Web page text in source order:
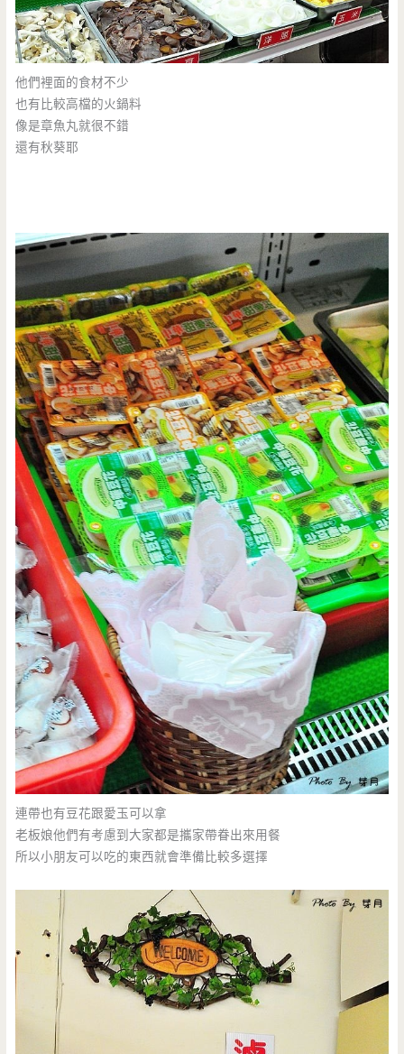
他們裡面的食材不少
也有比較高檔的火鍋料
像是章魚丸就很不錯
還有秋葵耶
連帶也有豆花跟愛玉可以拿
老板娘他們有考慮到大家都是攜家帶眷出來用餐
所以小朋友可以吃的東西就會準備比較多選擇